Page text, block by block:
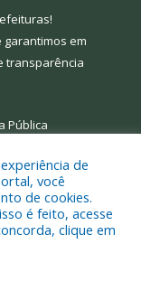
!
garantimos em
transparência
Pública
de Limoeiro
de
você
de cookies.
é feito, acesse
clique em